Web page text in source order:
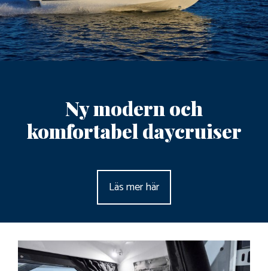
Ny modern och
komfortabel daycruiser
Läs mer här